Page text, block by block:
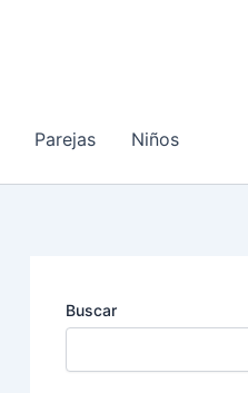
Parejas Niños
Buscar